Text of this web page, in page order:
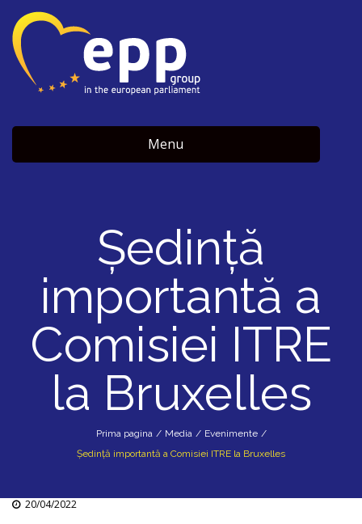
Menu
Ședință
importantă a
Comisiei ITRE
la Bruxelles
Prima pagina / Media / Evenimente /
Ședință importantă a Comisiei ITRE la Bruxelles
20/04/2022